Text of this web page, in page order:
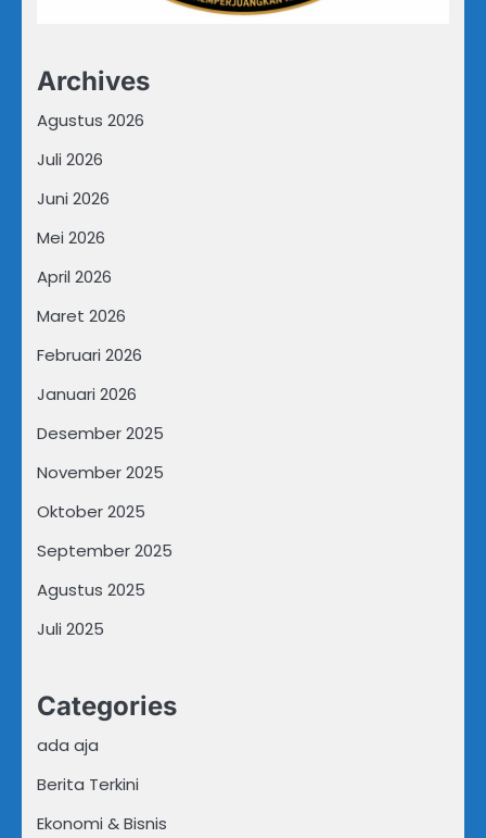
Archives
Agustus 2026
Juli 2026
Juni 2026
Mei 2026
April 2026
Maret 2026
Februari 2026
Januari 2026
Desember 2025
November 2025
Oktober 2025
September 2025
Agustus 2025
Juli 2025
Categories
ada aja
Berita Terkini
Ekonomi & Bisnis